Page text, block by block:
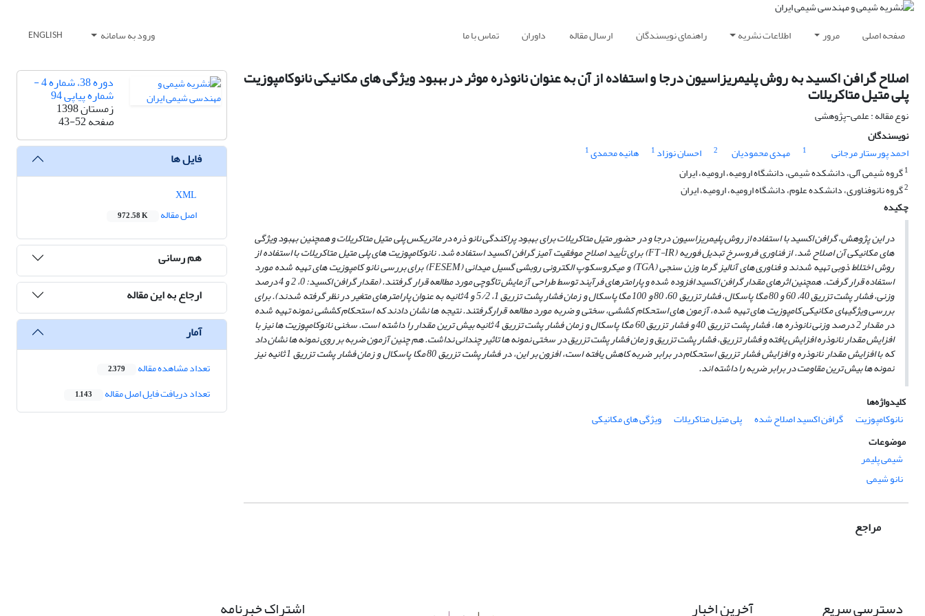
صفحه اصلی مرور اطلاعات نشریه راهنمای نویسندگان ارسال مقاله داوران تماس با ما ورود به سامانه ENGLISH
اصلاح گرافن اکسید به روش پلیمریزاسیون درجا و استفاده از آن به عنوان نانوذره موثر در بهبود ویژگی های مکانیکی نانوکامپوزیت
پلی متیل متاکریلات
نوع مقاله : علمی-پژوهشی
نویسندگان
احمد پورستار مرجانی
1 مهدی محمودیان 2 احسان نوزاد 1 هانیه محمدی1
1گروه شیمی آلی، دانشکده شیمی، دانشگاه ارومیه، ارومیه، ایران
2گروه نانوفناوری، دانشکده علوم، دانشگاه ارومیه، ارومیه، ایران
چکیده
در این پژوهش، گرافن اکسید با استفاده از روش پلیمریزاسیون درجا و در حضور متیل متاکریلات برای بهبود پراکندگی نانو ذره در ماتریکس پلی متیل متاکریلات و همچنین بهبود ویژگی
­های مکانیکی آن اصلاح شد. از فناوری فروسرخ تبدیل فوریه (FT-IR) برای تأیید اصلاح موفقیت آمیز گرافن اکسید استفاده شد. نانوکامپوزیت­ های پلی متیل متاکریلات با استفاده از
روش اختلاط ذوبی تهیه شدند و فناوری­ های آنالیز گرما وزن سنجی (TGA) و میکروسکوپ الکترونی روبشی گسیل میدانی (FESEM) برای بررسی نانو کامپوزیت­ های تهیه شده مورد
استفاده قرار گرفت. همچنین اثرهای مقدار گرافن اکسید افزوده شده و پارامترهای فرآیند توسط طراحی آزمایش تاگوچی مورد مطالعه قرار گرفتند. (مقدار گرافن اکسید: 0، 2 و 4 درصد
وزنی، فشار پشت تزریق 40، 60 و 80 مگا پاسکال، فشار تزریق 60، 80 و 100 مگا پاسکال و زمان فشار پشت تزریق 1، 5/2 و 4 ثانیه به عنوان پارامترهای متغیر در نظر گرفته شدند). برای
بررسی ویژگی­های مکانیکی کامپوزیت­ های تهیه شده، آزمون های استحکام کششی، سختی و ضربه مورد مطالعه قرارگرفتند. نتیجه­ ها نشان دادند که استحکام کششی نمونه تهیه شده
در مقدار 2 درصد وزنی نانوذره ­ها، فشار پشت تزریق 40 و فشار تزریق 60 مگا پاسکال و زمان فشار پشت تزریق 4 ثانیه بیش ­ترین مقدار را داشته است. سخنی نانوکامپوزیت ها نیز با
افزایش مقدار نانوذره افزایش یافته و فشار تزریق، فشار پشت تزریق و زمان فشار پشت تزریق در سختی نمونه ها تاثیر چندانی نداشت. هم چنین آزمون ضربه بر روی نمونه ها نشان داد
که با افزایش مقدار نانوذره و افزایش فشار تزریق استحکام در برابر ضربه کاهش یافته است، افزون بر این، در فشار پشت تزریق 80 مگا پاسکال و زمان فشار پشت تزریق 1 ثانیه نیز
نمونه ها بیش ­ترین مقاومت در برابر ضربه را داشته اند.
کلیدواژه‌ها
نانوکامپوزیت
گرافن اکسید اصلاح شده پلی متیل متاکریلات
ویژگی های مکانیکی
موضوعات
شیمی پلیمر
نانو شیمی
مراجع
دوره 38، شماره 4 -
شماره پیاپی 94
زمستان 1398
صفحه43-52
فایل ها
اصل مقاله
972.58 K
هم رسانی
ارجاع به این مقاله
آمار
تعداد مشاهده مقاله 2,379
تعداد دریافت فایل اصل مقاله 1,143
دسترسی سریع آخرین اخبار اشتراک خبرنامه